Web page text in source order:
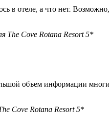
в отеле, а что нет.
The Cove Rotana Resort 5*
объем информации
Cove Rotana Resort 5*